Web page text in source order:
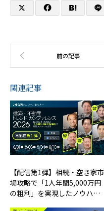
関連記事
【配信第1弾】相続・空き家市
場攻略で「1人年間5,000万円
の粗利」を実現したノウハ…